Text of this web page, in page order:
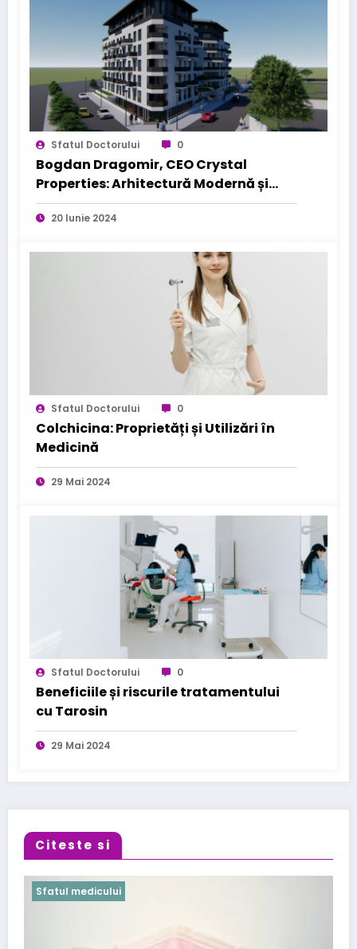
Sfatul Doctorului 0
Bogdan Dragomir, CEO Crystal
Properties: Arhitectură Modernă și
Materiale Durabile pentru Viitor
20 Iunie 2024
Sfatul Doctorului 0
Colchicina: Proprietăți și Utilizări în
Medicină
29 Mai 2024
Sfatul Doctorului 0
Beneficiile și riscurile tratamentului
cu Tarosin
29 Mai 2024
Citeste si
Sfatul medicului